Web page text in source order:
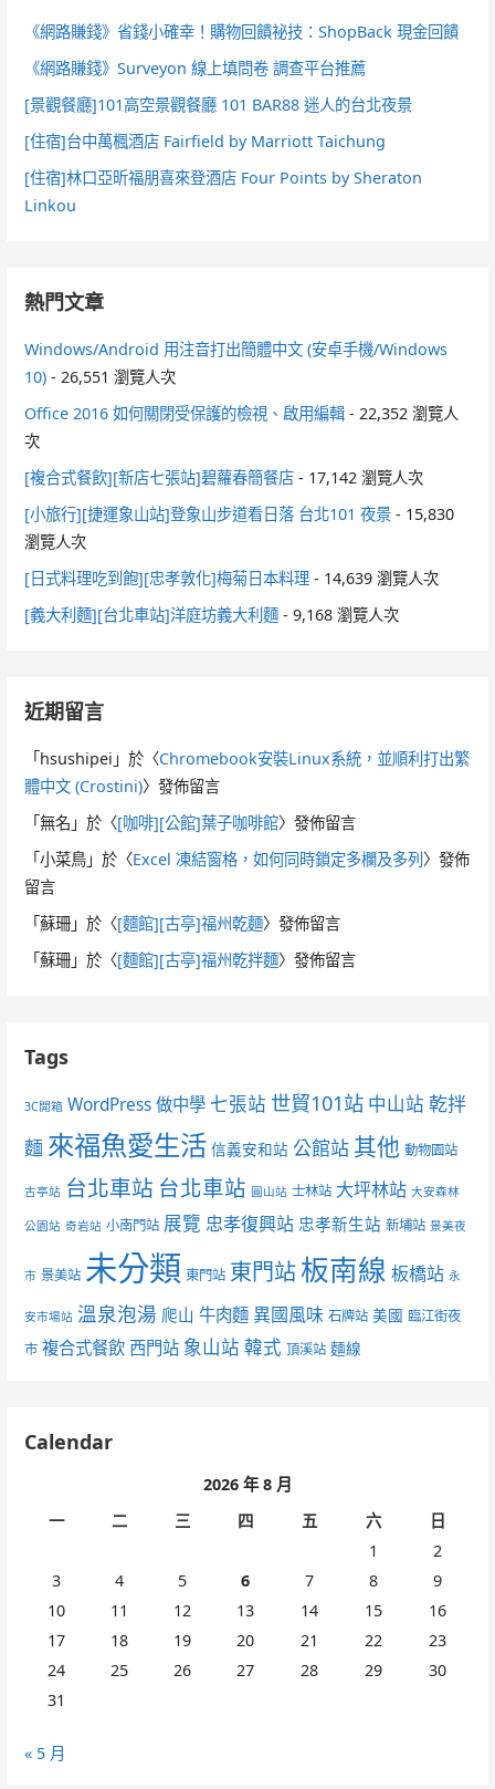
《網路賺錢》省錢小確幸！購物回饋祕技：ShopBack 現金回饋
《網路賺錢》Surveyon 線上填問卷 調查平台推薦
[景觀餐廳]101高空景觀餐廳 101 BAR88 迷人的台北夜景
[住宿]台中萬楓酒店 Fairfield by Marriott Taichung
[住宿]林口亞昕福朋喜來登酒店 Four Points by Sheraton
Linkou
熱門文章
Windows/Android 用注音打出簡體中文 (安卓手機/Windows
10) - 26,551 瀏覽人次
Office 2016 如何關閉受保護的檢視、啟用編輯 - 22,352 瀏覽人
次
[複合式餐飲][新店七張站]碧蘿春簡餐店 - 17,142 瀏覽人次
[小旅行][捷運象山站]登象山步道看日落 台北101 夜景 - 15,830
瀏覽人次
[日式料理吃到飽][忠孝敦化]梅菊日本料理 - 14,639 瀏覽人次
[義大利麵][台北車站]洋庭坊義大利麵 - 9,168 瀏覽人次
近期留言
「 hsushipei 」於〈Chromebook安裝Linux系統，並順利打出繁
體中文 (Crostini)〉發佈留言
「無名 」於〈[咖啡][公館]葉子咖啡館〉發佈留言
「小菜鳥 」於〈Excel 凍結窗格，如何同時鎖定多欄及多列 〉發佈
留言
「蘇珊 」於〈[麵館][古亭]福州乾麵〉發佈留言
「蘇珊 」於〈[麵館][古亭]福州乾拌麵〉發佈留言
Tags
3C開箱 WordPress 做中學 七張站 世貿101站 中山站 乾拌
麵 來福魚愛生活 信義安和站 公館站 其他 動物園站
古亭站 台北車站 台北車站 圓山站 士林站 大坪林站 大安森林
公園站 奇岩站 小南門站 展覽 忠孝復興站 忠孝新生站 新埔站 景美夜
市 景美站 未分類 東門站 東門站板南線 板橋站 永
安市場站 溫泉泡湯 爬山 牛肉麵 異國風味 石牌站 美國 臨江街夜
市 複合式餐飲 西門站 象山站 韓式 頂溪站 麵線
Calendar
2026 年 8 月
一
二 三 四 五 六
日
1
2
3
4 5 6 7 8
9
10
11 12 13 14 15
16
17
18 19 20 21 22
23
24
25 26 27 28 29
30
31
« 5 月